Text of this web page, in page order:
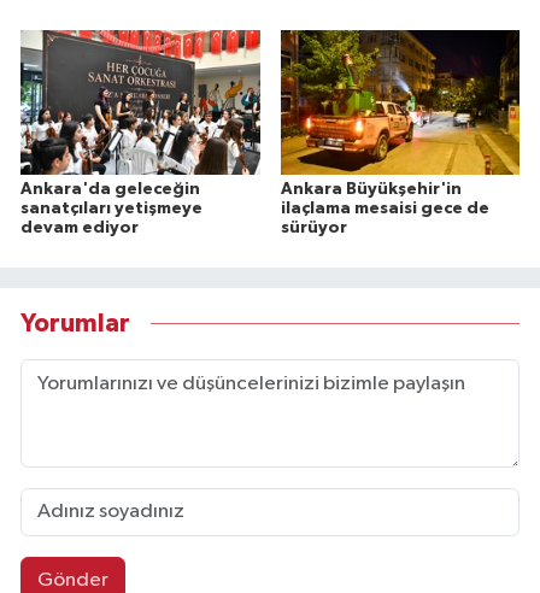
Ankara'da geleceğin
sanatçıları yetişmeye
devam ediyor
Ankara Büyükşehir'in
ilaçlama mesaisi gece de
sürüyor
Yorumlar
Gönder